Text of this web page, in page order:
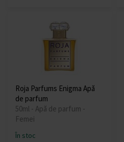
Roja Parfums Enigma Apă
de parfum
50ml - Apă de parfum -
Femei
În stoc